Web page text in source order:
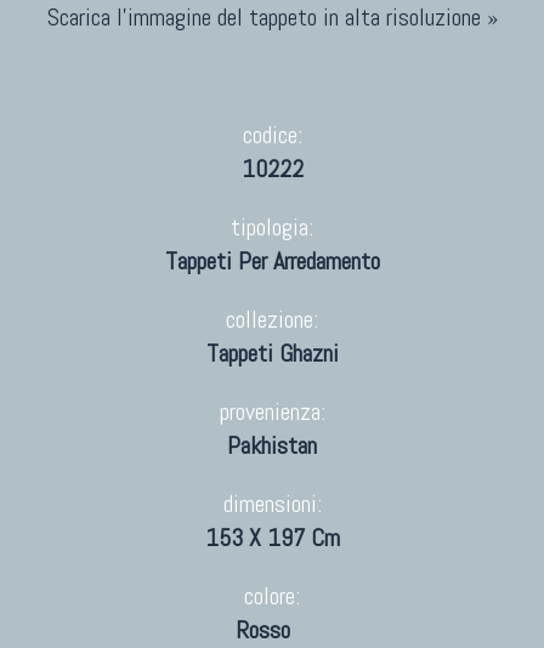
Scarica l'immagine del tappeto in alta risoluzione »
codice:
10222
tipologia:
Tappeti Per Arredamento
collezione:
Tappeti Ghazni
provenienza:
Pakhistan
dimensioni:
153 X 197 Cm
colore:
Rosso